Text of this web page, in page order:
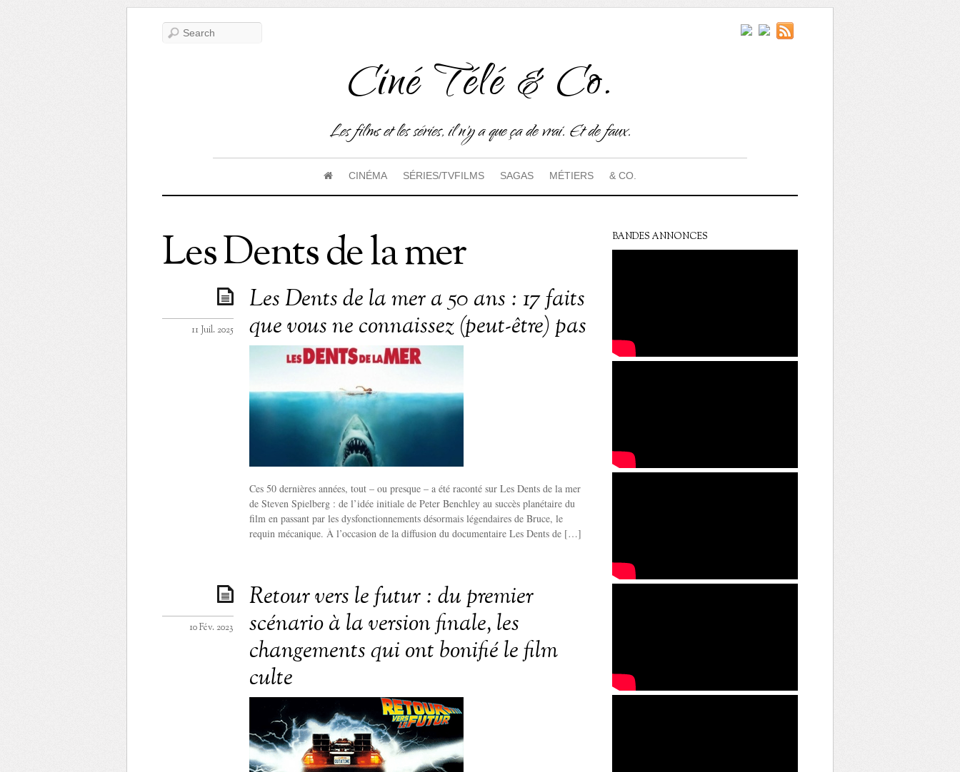
Ciné Télé & Co.
Les films et les séries, il n'y a que ça de vrai. Et de faux.
CINÉMA SÉRIES/TVFILMS SAGAS MÉTIERS & CO.
Les Dents de la mer
Les Dents de la mer a 50 ans : 17 faits
que vous ne connaissez (peut-être) pas
11 Juil. 2025
Ces 50 dernières années, tout – ou presque – a été raconté sur Les Dents de la mer
de Steven Spielberg : de l’idée initiale de Peter Benchley au succès planétaire du
film en passant par les dysfonctionnements désormais légendaires de Bruce, le
requin mécanique. À l’occasion de la diffusion du documentaire Les Dents de […]
Retour vers le futur : du premier
scénario à la version finale, les
changements qui ont bonifié le film
culte
10 Fév. 2023
BANDES ANNONCES